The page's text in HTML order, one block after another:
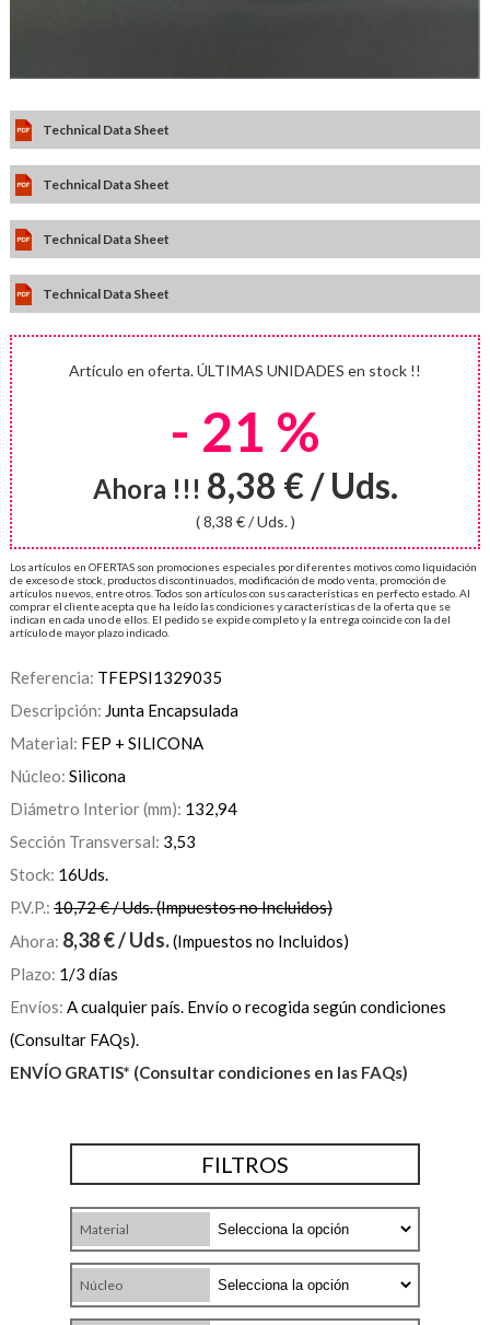
Technical Data Sheet
Technical Data Sheet
Technical Data Sheet
Technical Data Sheet
Artículo en oferta. ÚLTIMAS UNIDADES en stock !!
- 21 %
Ahora !!! 8,38 € / Uds.
( 8,38 € / Uds. )
Los artículos en OFERTAS son promociones especiales por diferentes motivos como liquidación
de exceso de stock, productos discontinuados, modificación de modo venta, promoción de
artículos nuevos, entre otros. Todos son artículos con sus características en perfecto estado. Al
comprar el cliente acepta que ha leído las condiciones y características de la oferta que se
indican en cada uno de ellos. El pedido se expide completo y la entrega coincide con la del
artículo de mayor plazo indicado.
Referencia: TFEPSI1329035
Descripción: Junta Encapsulada
Material: FEP + SILICONA
Núcleo: Silicona
Diámetro Interior (mm): 132,94
Sección Transversal: 3,53
Stock: 16Uds.
P.V.P.: 10,72 € / Uds. (Impuestos no Incluidos)
Ahora: 8,38€/ Uds.(Impuestos no Incluidos)
Plazo: 1/3 días
Envíos: A cualquier país. Envío o recogida según condiciones
(Consultar FAQs).
ENVÍO GRATIS* (Consultar condiciones en las FAQs)
FILTROS
Material
Núcleo